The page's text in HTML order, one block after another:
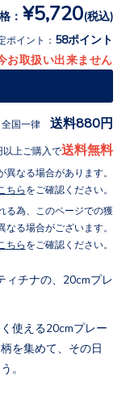
： ¥5,720(税込)
ポイント： 58ポイント
お取扱い出来ません
全国一律 送料880円
以上ご購入で送料無料
異なる場合があります。
ちら をご確認ください。
る為、このページでの獲
なる場合がございます。
ちら をご確認ください。
ィチナの、20cmプレ
使える20cmプレー
を集めて、その日
。